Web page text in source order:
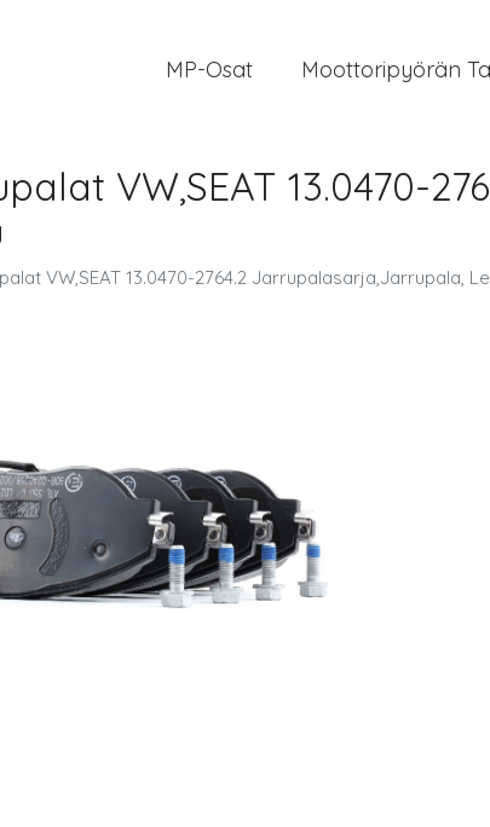
MP-Osat Moottoripyörän
VW,SEAT 13.0470-
VW,SEAT 13.0470-2764.2 Jarrupalasarja,Jarrupala,